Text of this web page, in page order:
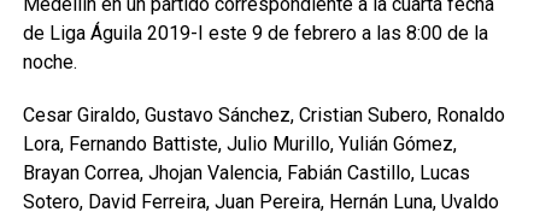
de Liga Águila 2019-I este 9 de febrero a las 8:00 de la
noche.
Cesar Giraldo, Gustavo Sánchez, Cristian Subero, Ronaldo
Lora, Fernando Battiste, Julio Murillo, Yulián Gómez,
Brayan Correa, Jhojan Valencia, Fabián Castillo, Lucas
Sotero, David Ferreira, Juan Pereira, Hernán Luna, Uvaldo